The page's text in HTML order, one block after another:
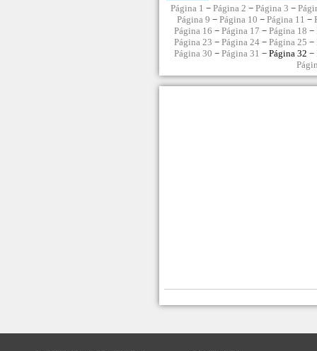
Página 1 − Página 2 − Página 3 −
Página 9 − Página 10 − Página 11 −
Página 16 −Página 17 −Página 18 −
Página 23 −Página 24 −Página 25 −
Página 30 −Página 31 − Página 32 −